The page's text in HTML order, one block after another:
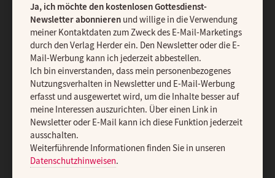
Impressum
Vertrag widerrufen Abo online kündigen
Ja, ich möchte den kostenlosen Gottesdienst-
Newsletter abonnierenund willige in die Verwendung
meiner Kontaktdaten zum Zweck des E-Mail-Marketings
durch den Verlag Herder ein. Den Newsletter oder die E-
Mail-Werbung kann ich jederzeit abbestellen.
Ich bin einverstanden, dass mein personenbezogenes
Nutzungsverhalten in Newsletter und E-Mail-Werbung
erfasst und ausgewertet wird, um die Inhalte besser auf
meine Interessen auszurichten. Über einen Link in
Newsletter oder E-Mail kann ich diese Funktion jederzeit
ausschalten.
Weiterführende Informationen finden Sie in unseren
Datenschutzhinweisen.